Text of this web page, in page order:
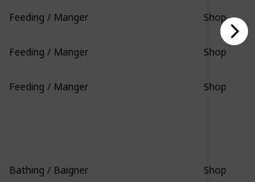
Feeding / Manger
Shop
Feeding / Manger
Shop
Feeding / Manger
Shop
Bathing / Baigner
Shop